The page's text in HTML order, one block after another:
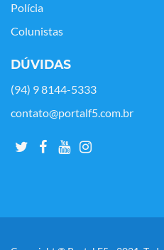
Polícia
Colunistas
DÚVIDAS
(94) 9 8144-5333
contato@portalf5.com.br